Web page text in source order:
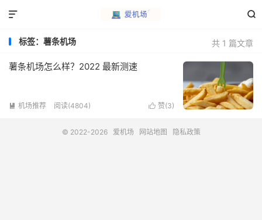


共 1 篇文章
标签：薯条机场
薯条机场怎么样？2022 最新测速
 赞(3)
 机场推荐 阅读(4804)
© 2022-2026 爱机场 网站地图 隐私政策